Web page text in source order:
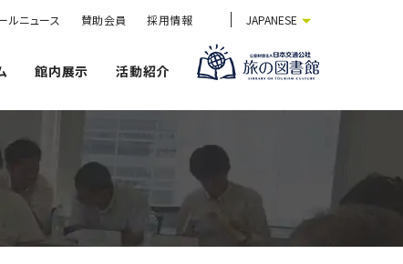
ルニュース 賛助会員 採用情報 JAPANESE
館内展示 活動紹介